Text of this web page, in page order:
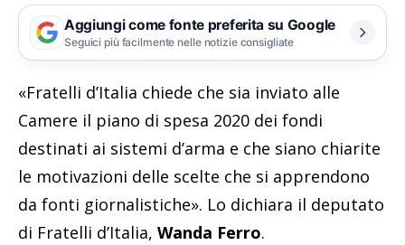
Aggiungi come fonte preferita su Google
Seguici più facilmente nelle notizie consigliate
«Fratelli d’Italia chiede che sia inviato alle
Camere il piano di spesa 2020 dei fondi
destinati ai sistemi d’arma e che siano chiarite
le motivazioni delle scelte che si apprendono
da fonti giornalistiche». Lo dichiara il deputato
di Fratelli d’Italia, Wanda Ferro.